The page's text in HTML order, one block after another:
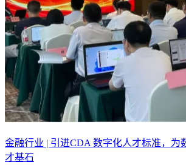
金融行业 | 引进CDA 数字化人才标准，为
才基石